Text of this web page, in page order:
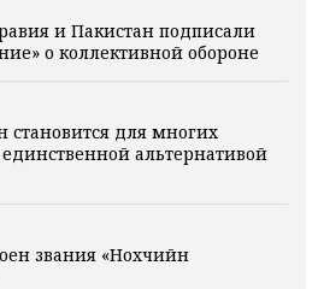
и Пакистан подписали
о коллективной обороне
становится для многих
альтернативой
звания «Нохчийн